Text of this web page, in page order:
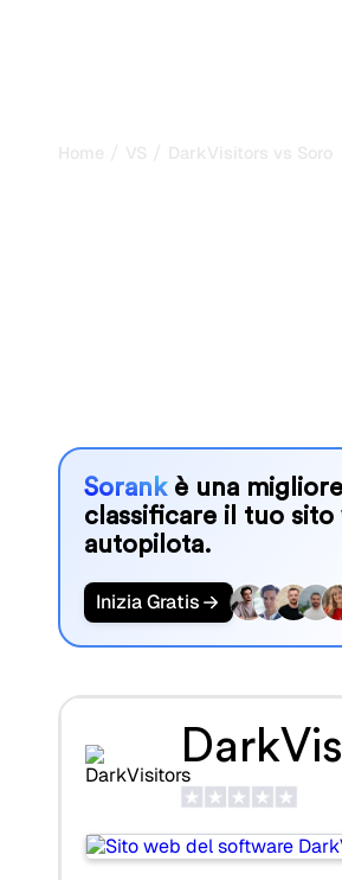
Home / VS / DarkVisitors vs Soro
Sorank è una
classificare il tuo sito
autopilota.
Inizia Gratis